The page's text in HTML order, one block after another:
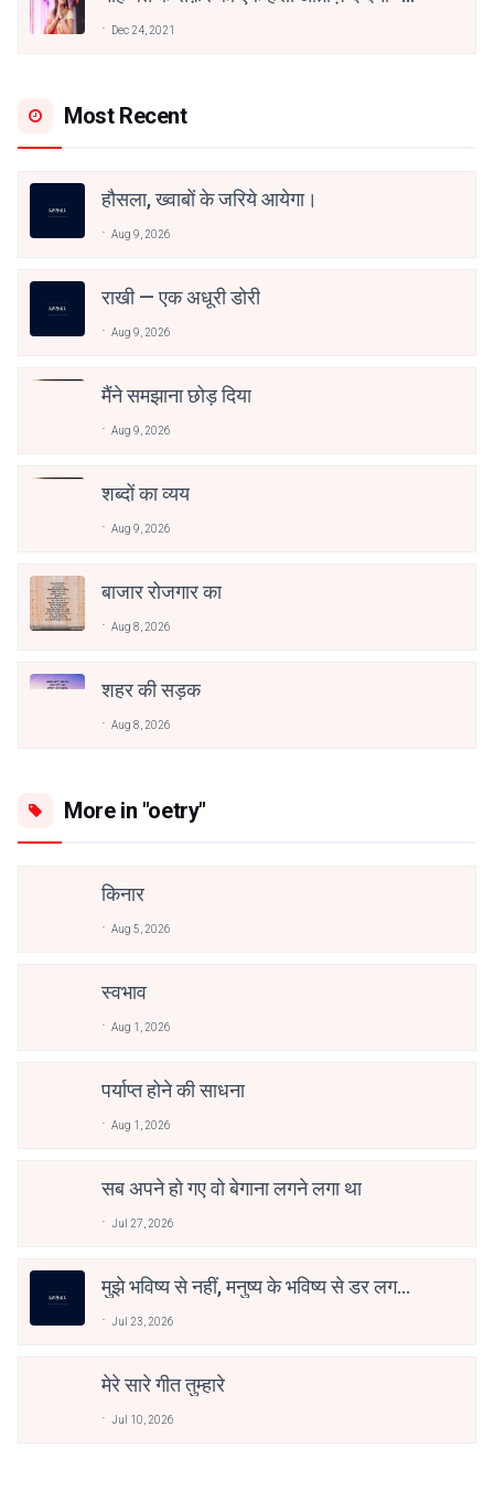
Dec 24, 2021
Most Recent
हौसला, ख्वाबों के जरिये आयेगा।
Aug 9, 2026
राखी — एक अधूरी डोरी
Aug 9, 2026
मैंने समझाना छोड़ दिया
Aug 9, 2026
शब्दों का व्यय
Aug 9, 2026
बाजार रोजगार का
Aug 8, 2026
शहर की सड़क
Aug 8, 2026
More in "oetry"
किनार
Aug 5, 2026
स्वभाव
Aug 1, 2026
पर्याप्त होने की साधना
Aug 1, 2026
सब अपने हो गए वो बेगाना लगने लगा था
Jul 27, 2026
मुझे भविष्य से नहीं, मनुष्य के भविष्य से डर लगता
Jul 23, 2026
मेरे सारे गीत तुम्हारे
Jul 10, 2026